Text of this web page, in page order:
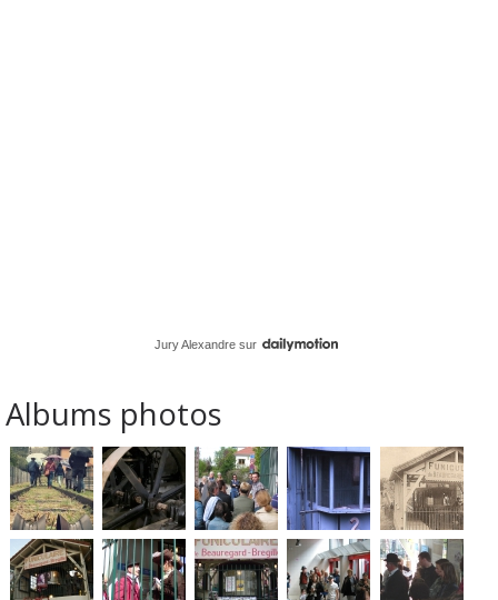
Jury Alexandre sur
Albums photos